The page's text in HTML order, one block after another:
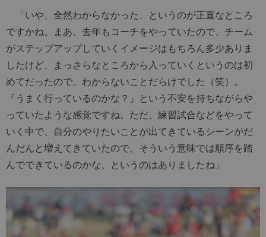
「いや、全然わからなかった、というのが正直なところ
ですかね。まあ、去年もコーチをやっていたので、チーム
がステップアップしていくイメージはもちろん多少ありま
したけど、まっさらなところから入っていくというのは初
めてだったので。わからないことだらけでした（笑）。
『うまく行っているのかな？』という不安を持ちながらや
っていたような感覚ですね。ただ、練習試合などをやって
いく中で、自分のやりたいことが出てきているシーンがだ
んだんと増えてきていたので、そういう意味では順序を踏
んでできているのかな、というのはありましたね」